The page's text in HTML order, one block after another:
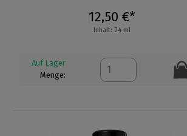
12,50 €*
Inhalt: 24 ml
Auf Lager
Menge: